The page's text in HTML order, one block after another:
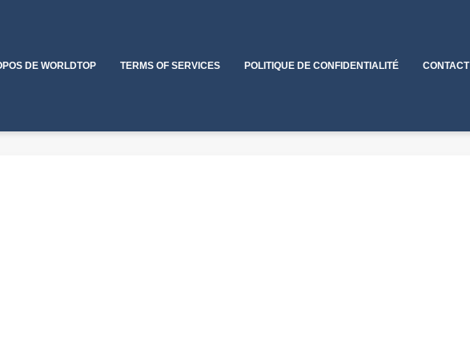
DE WORLDTOP TERMS OF SERVICES POLITIQUE DE CONFIDENTIALITÉ CONTACT